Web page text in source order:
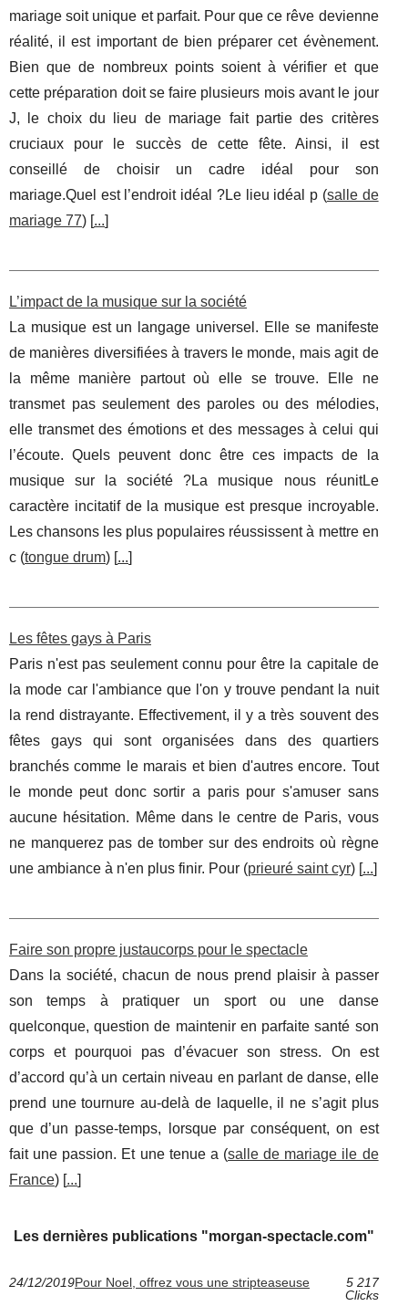
mariage soit unique et parfait. Pour que ce rêve devienne
réalité, il est important de bien préparer cet évènement.
Bien que de nombreux points soient à vérifier et que
cette préparation doit se faire plusieurs mois avant le jour
J, le choix du lieu de mariage fait partie des critères
cruciaux pour le succès de cette fête. Ainsi, il est
conseillé de choisir un cadre idéal pour son
mariage.Quel est l’endroit idéal ?Le lieu idéal p (salle de
mariage 77) [...]
L’impact de la musique sur la société
La musique est un langage universel. Elle se manifeste
de manières diversifiées à travers le monde, mais agit de
la même manière partout où elle se trouve. Elle ne
transmet pas seulement des paroles ou des mélodies,
elle transmet des émotions et des messages à celui qui
l’écoute. Quels peuvent donc être ces impacts de la
musique sur la société ?La musique nous réunitLe
caractère incitatif de la musique est presque incroyable.
Les chansons les plus populaires réussissent à mettre en
c (tongue drum) [...]
Les fêtes gays à Paris
Paris n'est pas seulement connu pour être la capitale de
la mode car l'ambiance que l'on y trouve pendant la nuit
la rend distrayante. Effectivement, il y a très souvent des
fêtes gays qui sont organisées dans des quartiers
branchés comme le marais et bien d'autres encore. Tout
le monde peut donc sortir a paris pour s'amuser sans
aucune hésitation. Même dans le centre de Paris, vous
ne manquerez pas de tomber sur des endroits où règne
une ambiance à n'en plus finir. Pour (prieuré saint cyr) [...]
Faire son propre justaucorps pour le spectacle
Dans la société, chacun de nous prend plaisir à passer
son temps à pratiquer un sport ou une danse
quelconque, question de maintenir en parfaite santé son
corps et pourquoi pas d’évacuer son stress. On est
d’accord qu’à un certain niveau en parlant de danse, elle
prend une tournure au-delà de laquelle, il ne s’agit plus
que d’un passe-temps, lorsque par conséquent, on est
fait une passion. Et une tenue a (salle de mariage ile de
France) [...]
Les dernières publications "morgan-spectacle.com"
24/12/2019Pour Noel, offrez vous une stripteaseuse
5 217
Clicks